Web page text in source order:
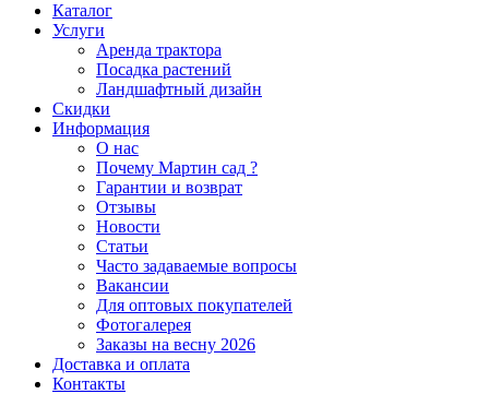
Каталог
Услуги
Аренда трактора
Посадка растений
Ландшафтный дизайн
Скидки
Информация
О нас
Почему Мартин сад ?
Гарантии и возврат
Отзывы
Новости
Статьи
Часто задаваемые вопросы
Вакансии
Для оптовых покупателей
Фотогалерея
Заказы на весну 2026
Доставка и оплата
Контакты